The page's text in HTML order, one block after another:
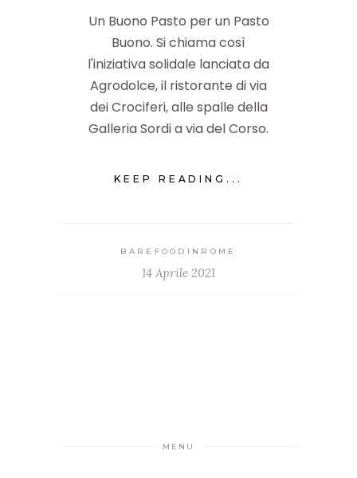
Un Buono Pasto per un Pasto
Buono. Si chiama così
l'iniziativa solidale lanciata da
Agrodolce, il ristorante di via
dei Crociferi, alle spalle della
Galleria Sordi a via del Corso.
KEEP READING...
BAREFOODINROME
14 Aprile 2021
MENU